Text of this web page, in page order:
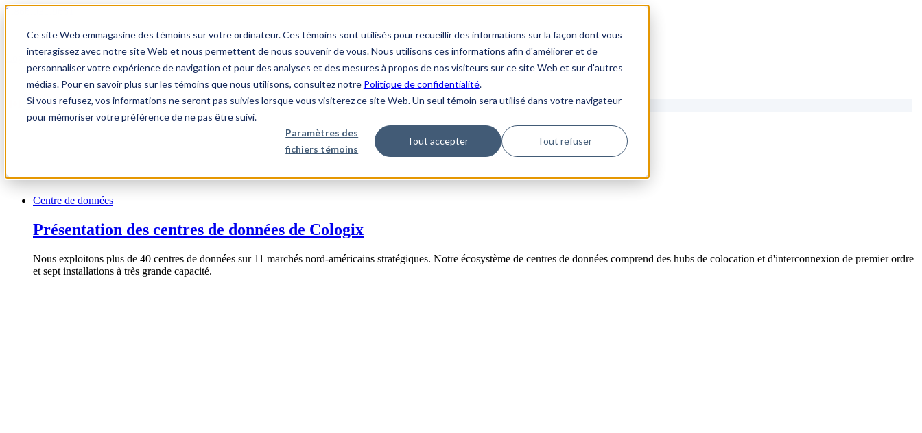
Ce site Web emmagasine des témoins sur votre ordinateur. Ces témoins sont utilisés pour recueillir des informations sur la façon dont vous
interagissez avec notre site Web et nous permettent de nous souvenir de vous. Nous utilisons ces informations afin d'améliorer et de
personnaliser votre expérience de navigation et pour des analyses et des mesures à propos de nos visiteurs sur ce site Web et sur d'autres
médias. Pour en savoir plus sur les témoins que nous utilisons, consultez notre Politique de confidentialité.
Si vous refusez, vos informations ne seront pas suivies lorsque vous visiterez ce site Web. Un seul témoin sera utilisé dans votre navigateur
pour mémoriser votre préférence de ne pas être suivi.
Paramètres des
fichiers témoins
Tout accepter Tout refuser
1.866.931.9661
Login
FR
Centre de données
Présentation des centres de données de Cologix
Nous exploitons plus de 40 centres de données sur 11 marchés nord-américains stratégiques. Notre écosystème de centres de données comprend des hubs de colocation et d'interconnexion de premier ordre
et sept installations à très grande capacité.